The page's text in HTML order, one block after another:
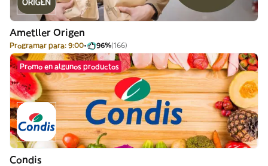
Ametller Origen
Programar para: 9:00 96%(166)
Promo en algunos productos
Condis